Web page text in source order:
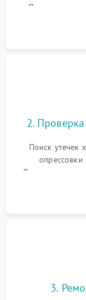
Пельтье,
2.
Поиск утечек
Диагностика
кулеров на
3.